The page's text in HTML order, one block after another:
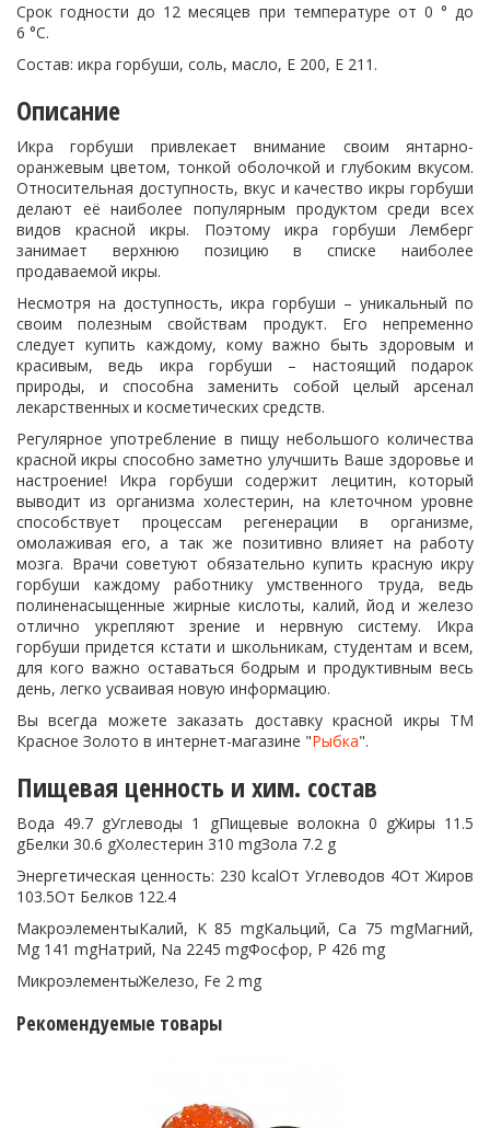
Срок годности до 12 месяцев при температуре от 0 ° до
6 °C.
Состав: икра горбуши, соль, масло, Е 200, Е 211.
Описание
Икра горбуши привлекает внимание своим янтарно-
оранжевым цветом, тонкой оболочкой и глубоким вкусом.
Относительная доступность, вкус и качество икры горбуши
делают её наиболее популярным продуктом среди всех
видов красной икры. Поэтому икра горбуши Лемберг
занимает верхнюю позицию в списке наиболее
продаваемой икры.
Несмотря на доступность, икра горбуши – уникальный по
своим полезным свойствам продукт. Его непременно
следует купить каждому, кому важно быть здоровым и
красивым, ведь икра горбуши – настоящий подарок
природы, и способна заменить собой целый арсенал
лекарственных и косметических средств.
Регулярное употребление в пищу небольшого количества
красной икры способно заметно улучшить Ваше здоровье и
настроение! Икра горбуши содержит лецитин, который
выводит из организма холестерин, на клеточном уровне
способствует процессам регенерации в организме,
омолаживая его, а так же позитивно влияет на работу
мозга. Врачи советуют обязательно купить красную икру
горбуши каждому работнику умственного труда, ведь
полиненасыщенные жирные кислоты, калий, йод и железо
отлично укрепляют зрение и нервную систему. Икра
горбуши придется кстати и школьникам, студентам и всем,
для кого важно оставаться бодрым и продуктивным весь
день, легко усваивая новую информацию.
Вы всегда можете заказать доставку красной икры ТМ
Красное Золото в интернет-магазине "Рыбка".
Пищевая ценность и хим. состав
Вода 49.7 gУглеводы 1 gПищевые волокна 0 gЖиры 11.5
gБелки 30.6 gХолестерин 310 mgЗола 7.2 g
Энергетическая ценность: 230 kcalОт Углеводов 4От Жиров
103.5От Белков 122.4
МакроэлементыКалий, K 85 mgКальций, Ca 75 mgМагний,
Mg 141 mgНатрий, Na 2245 mgФосфор, P 426 mg
МикроэлементыЖелезо, Fe 2 mg
Рекомендуемые товары